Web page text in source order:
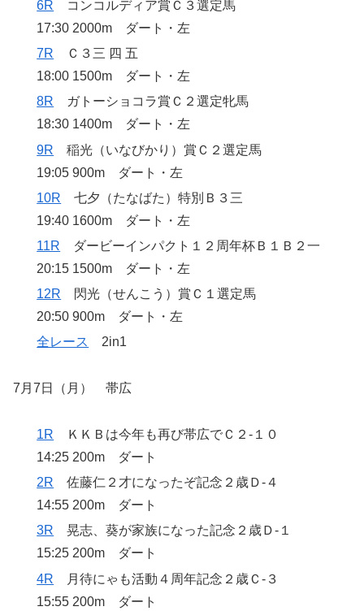
6R コンコルディア賞Ｃ３選定馬
17:30 2000m ダート・左
7R Ｃ３三 四 五
18:00 1500m ダート・左
8R ガトーショコラ賞Ｃ２選定牝馬
18:30 1400m ダート・左
9R 稲光（いなびかり）賞Ｃ２選定馬
19:05 900m ダート・左
10R 七夕（たなばた）特別Ｂ３三
19:40 1600m ダート・左
11R ダービーインパクト１２周年杯Ｂ１Ｂ２一
20:15 1500m ダート・左
12R 閃光（せんこう）賞Ｃ１選定馬
20:50 900m ダート・左
全レース
2in1
7月7日（月） 帯広
1R ＫＫＢは今年も再び帯広でＣ２‐１０
14:25 200m ダート
2R 佐藤仁２才になったぞ記念２歳Ｄ‐４
14:55 200m ダート
3R 晃志、葵が家族になった記念２歳Ｄ‐１
15:25 200m ダート
4R 月待にゃも活動４周年記念２歳Ｃ‐３
15:55 200m ダート